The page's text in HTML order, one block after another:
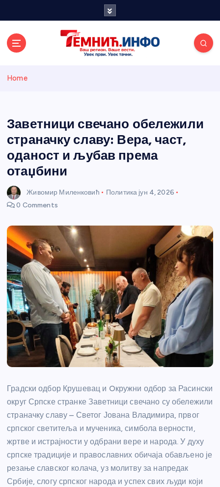
и портал
Home
Заветници свечано обележили
страначку славу: Вера, част,
оданост и љубав према
отаџбини
Живомир Миленковић Политика јун 4, 2026
0 Comments
Градски одбор Крушевац и Oкружни одбор за Расински
округ Српске странке Заветници свечано су обележили
страначку славу – Светог Јована Владимира, првог
српског светитеља и мученика, симбола верности,
жртве и истрајности у одбрани вере и народа. У духу
српске традиције и православних обичаја обављено је
резање славског колача, уз молитву за напредак
Србије, слогу српског народа и успех свих људи који